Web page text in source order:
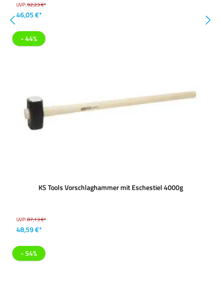
UVP:92,23 €*
46,05 €*
- 44%
KS Tools Vorschlaghammer mit Eschestiel 4000g
UVP:87,13 €*
48,59 €*
- 54%